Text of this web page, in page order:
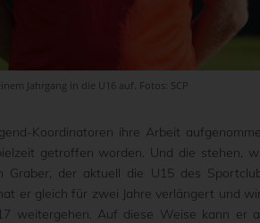
Jahrgang in die U16 auf. Fotos: SCP
Koordinatoren ihre Arbeit
getroffen worden. Und die stehen,
Graber, der aktuell die U15 des
er gleich für zwei Jahre verlängert und
weitergehen. Auf diese Weise kann er